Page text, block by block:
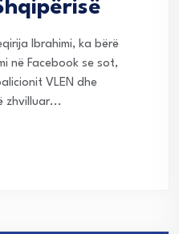
Ibrahimi, ka bërë
në Facebook se sot,
VLEN dhe
zhvilluar...